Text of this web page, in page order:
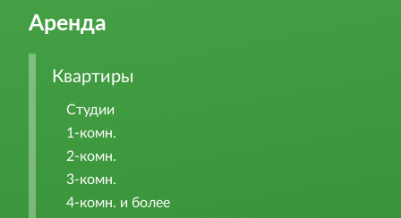
Аренда
Квартиры
Студии
1-комн.
2-комн.
3-комн.
4-комн. и более